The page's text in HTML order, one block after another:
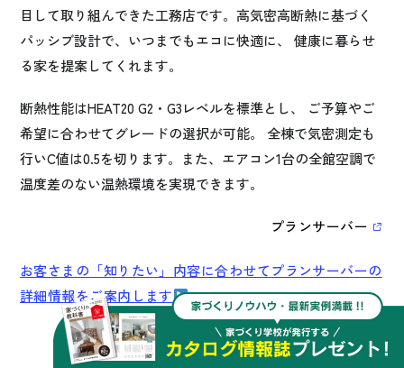
目して取り組んできた工務店です。高気密高断熱に基づく
パッシブ設計で、いつまでもエコに快適に、 健康に暮らせ
る家を提案してくれます。
断熱性能はHEAT20 G2・G3レベルを標準とし、 ご予算やご
希望に合わせてグレードの選択が可能。 全棟で気密測定も
行いC値は0.5を切ります。また、エアコン1台の全館空調で
温度差のない温熱環境を実現できます。
プランサーバー
お客さまの「知りたい」内容に合わせてプランサーバーの
詳細情報をご案内します